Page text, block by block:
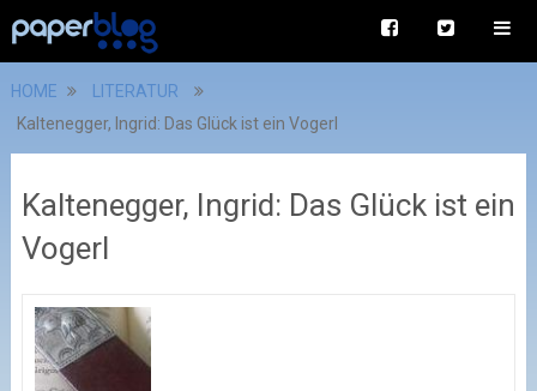
HOME
LITERATUR
Kaltenegger, Ingrid: Das Glück ist ein Vogerl
Kaltenegger, Ingrid: Das Glück ist ein
Vogerl